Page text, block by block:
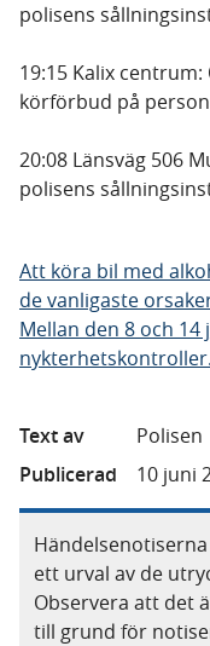
polisens
19:15 Kalix
körförbud på
20:08 Länsväg 506
polisens
Att köra bil med
de vanligaste
Mellan den 8 och
nykterhetskontroller.
Text av
Polisen
Publicerad
10 juni
ett urval av de
Observera att det
till grund för